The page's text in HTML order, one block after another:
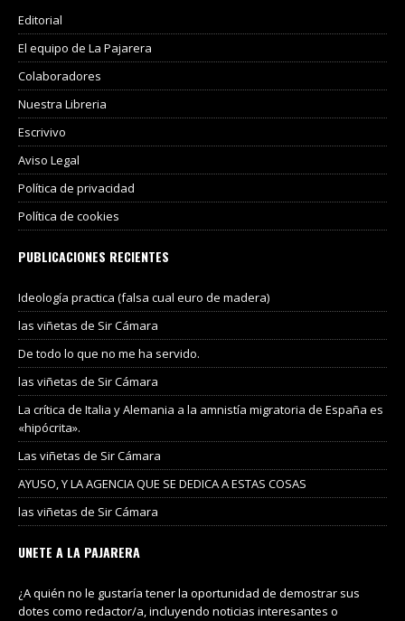
Editorial
El equipo de La Pajarera
Colaboradores
Nuestra Libreria
Escrivivo
Aviso Legal
Política de privacidad
Política de cookies
PUBLICACIONES RECIENTES
Ideología practica (falsa cual euro de madera)
las viñetas de Sir Cámara
De todo lo que no me ha servido.
las viñetas de Sir Cámara
La crítica de Italia y Alemania a la amnistía migratoria de España es
«hipócrita».
Las viñetas de Sir Cámara
AYUSO, Y LA AGENCIA QUE SE DEDICA A ESTAS COSAS
las viñetas de Sir Cámara
UNETE A LA PAJARERA
¿A quién no le gustaría tener la oportunidad de demostrar sus
dotes como redactor/a, incluyendo noticias interesantes o